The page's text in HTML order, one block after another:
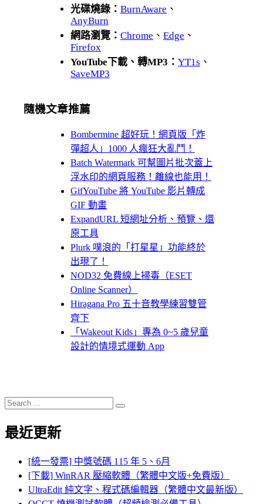
光碟燒錄： BurnAware 、
AnyBurn
網路瀏覽： Chrome 、 Edge 、
Firefox
YouTube下載、轉MP3： YT1s 、
SaveMP3
隨機文章推薦
Bombermine 超好玩！網頁版「炸
彈超人」1000 人瘋狂大亂鬥！
Batch Watermark 可幫圖片批次蓋上
浮水印的網頁服務！離線也能用！
GifYouTube 將 YouTube 影片轉成
GIF 動畫
ExpandURL 短網址分析、預覽、還
原工具
Plurk 噗浪的「打星星」功能終於
出現了！
NOD32 免費線上掃毒（ESET
Online Scanner）
Hiragana Pro 五十音教學練習雙管
齊下
「Wakeout Kids」專為 0~5 歲兒童
設計的情境式運動 App
Search
for:
Search
最近更新
[統一發票] 中獎號碼 115 年 5、6月
[下載] WinRAR 壓縮軟體（繁體中文版+免費版）
UltraEdit 純文字、程式碼編輯器（繁體中文最新版）